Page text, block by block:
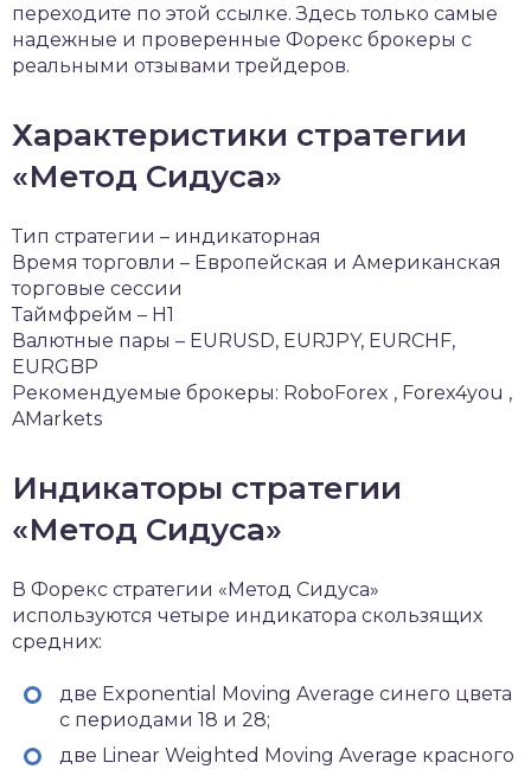
переходите по этой ссылке. Здесь только самые
надежные и проверенные Форекс брокеры с
реальными отзывами трейдеров.
Характеристики стратегии
«Метод Сидуса»
Тип стратегии – индикаторная
Время торговли – Европейская и Американская
торговые сессии
Таймфрейм – H1
Валютные пары – EURUSD, EURJPY, EURCHF,
EURGBP
Рекомендуемые брокеры: RoboForex , Forex4you ,
AMarkets
Индикаторы стратегии
«Метод Сидуса»
В Форекс стратегии «Метод Сидуса»
используются четыре индикатора скользящих
средних:
две Exponential Moving Average синего цвета
с периодами 18 и 28;
две Linear Weighted Moving Average красного